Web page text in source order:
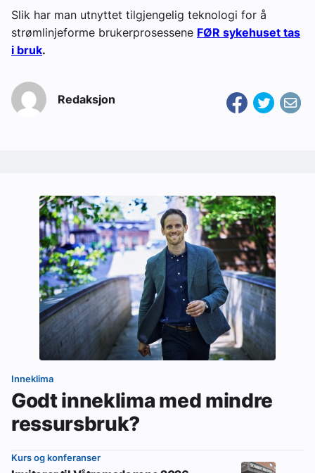
Slik har man utnyttet tilgjengelig teknologi for å
strømlinjeforme brukerprosessene FØR sykehuset tas
i bruk.
Redaksjon
Inneklima
Godt inneklima med mindre
ressursbruk?
Kurs og konferanser